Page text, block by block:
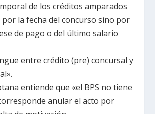
de los créditos amparados
por la fecha del concurso sino por
de pago o del último salario
entre crédito (pre) concursal y
entiende que «el BPS no tiene
anular el acto por